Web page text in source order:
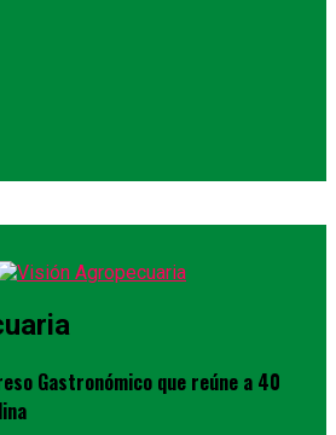
Gastronómico que reúne a 40